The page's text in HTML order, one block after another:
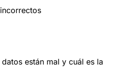
están mal y cuál es la